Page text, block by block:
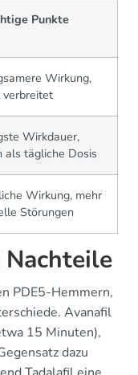
Punkte
Wirkung,
Wirkdauer,
als tägliche Dosis
Wirkung, mehr
Störungen
PDE5-Hemmern,
Avanafil
15 Minuten),
dazu